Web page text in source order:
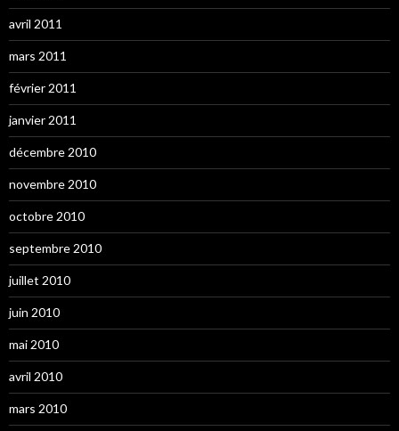
avril 2011
mars 2011
février 2011
janvier 2011
décembre 2010
novembre 2010
octobre 2010
septembre 2010
juillet 2010
juin 2010
mai 2010
avril 2010
mars 2010